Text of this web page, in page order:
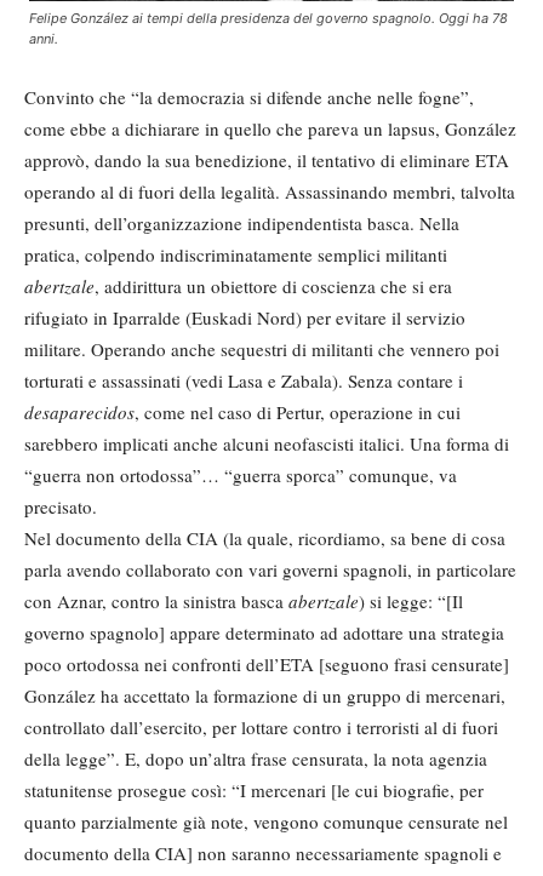
Felipe González ai tempi della presidenza del governo spagnolo. Oggi ha 78
anni.
Convinto che “la democrazia si difende anche nelle fogne”,
come ebbe a dichiarare in quello che pareva un lapsus, González
approvò, dando la sua benedizione, il tentativo di eliminare ETA
operando al di fuori della legalità. Assassinando membri, talvolta
presunti, dell’organizzazione indipendentista basca. Nella
pratica, colpendo indiscriminatamente semplici militanti
abertzale, addirittura un obiettore di coscienza che si era
rifugiato in Iparralde (Euskadi Nord) per evitare il servizio
militare. Operando anche sequestri di militanti che vennero poi
torturati e assassinati (vedi Lasa e Zabala). Senza contare i
desaparecidos, come nel caso di Pertur, operazione in cui
sarebbero implicati anche alcuni neofascisti italici. Una forma di
“guerra non ortodossa”… “guerra sporca” comunque, va
precisato.
Nel documento della CIA (la quale, ricordiamo, sa bene di cosa
parla avendo collaborato con vari governi spagnoli, in particolare
con Aznar, contro la sinistra basca abertzale) si legge: “[Il
governo spagnolo] appare determinato ad adottare una strategia
poco ortodossa nei confronti dell’ETA [seguono frasi censurate]
González ha accettato la formazione di un gruppo di mercenari,
controllato dall’esercito, per lottare contro i terroristi al di fuori
della legge”. E, dopo un’altra frase censurata, la nota agenzia
statunitense prosegue così: “I mercenari [le cui biografie, per
quanto parzialmente già note, vengono comunque censurate nel
documento della CIA] non saranno necessariamente spagnoli e